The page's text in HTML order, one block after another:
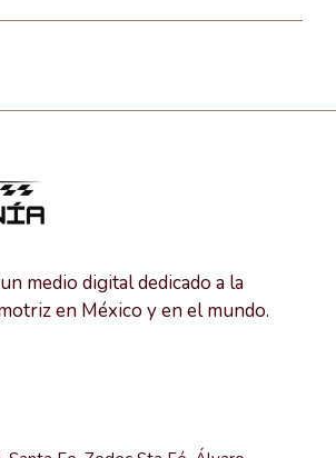
medio digital dedicado a la
en México y en el mundo.